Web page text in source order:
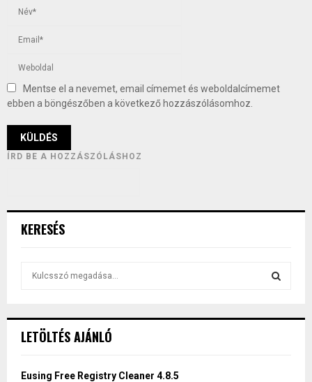
Mentse el a nevemet, email címemet és weboldalcímemet
ebben a böngészőben a következő hozzászólásomhoz.
ÍRD BE A HOZZÁSZÓLÁSHOZ
KERESÉS
h
o
LETÖLTÉS AJÁNLÓ
Eusing Free Registry Cleaner 4.8.5